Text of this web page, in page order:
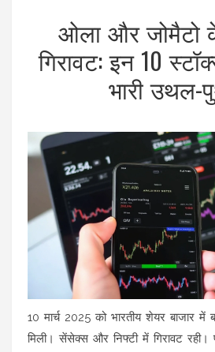
ओला और जोमैटो
गिरावट: इन 10
भारी
10 मार्च 2025 को भारतीय शेयर बाजार
मिली। सेंसेक्स और निफ्टी में गिरावट